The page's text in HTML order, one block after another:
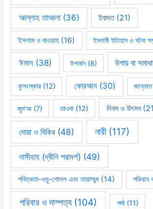
আল্লাহ তাআলা(36) ইবাদত(21)
ইসলাম ও দাওয়াহ (16) ইসলামী ইতিহাস ও ঘটনা
ঈমান(38) উপার্জন(8) উপায় বা
কুসংস্কার(12) কোরআন (30) জান্নাত
জুম'আ (7) তাওবা (12) দিবস ও উৎসব
দোয়া ও যিকির (48) নারী(117)
নাসীহাহ (দ্বীনি পরামর্শ) (49)
পবিত্রতা-ওযু-গোসল এবং তায়াম্মুম (14) পরিধান
পরিবার ও দাম্পত্য(104) পর্দা(11)